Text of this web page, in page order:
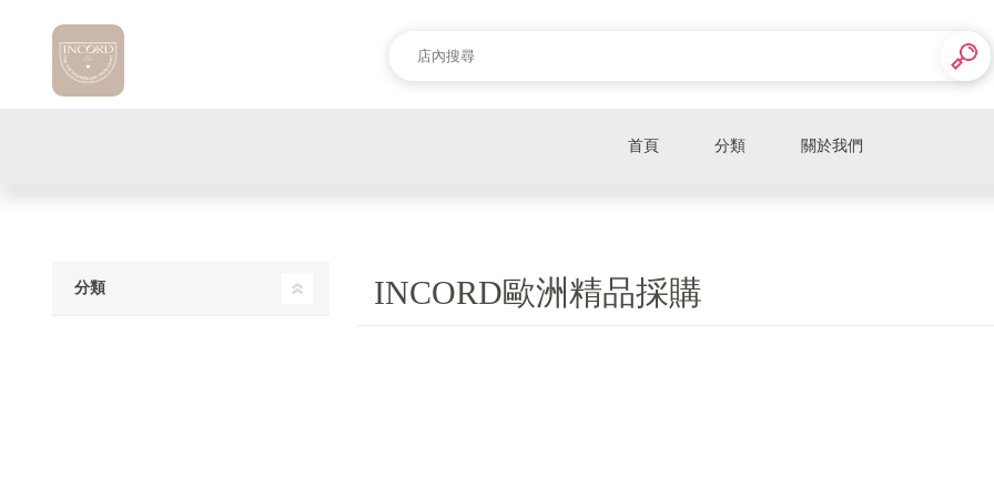
首頁 分類 關於我們
INCORD歐洲精品採購
分類